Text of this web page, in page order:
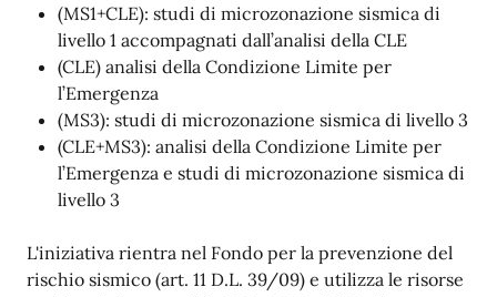
(MS1+CLE): studi di microzonazione sismica di
livello 1 accompagnati dall’analisi della CLE
(CLE) analisi della Condizione Limite per
l’Emergenza
(MS3): studi di microzonazione sismica di livello 3
(CLE+MS3): analisi della Condizione Limite per
l’Emergenza e studi di microzonazione sismica di
livello 3
L'iniziativa rientra nel Fondo per la prevenzione del
rischio sismico (art. 11 D.L. 39/09) e utilizza le risorse